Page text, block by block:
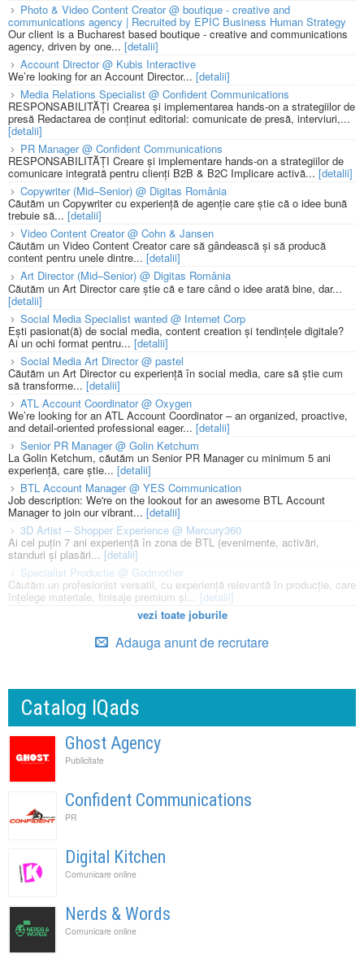
Photo & Video Content Creator @ boutique - creative and
communications agency | Recruited by EPIC Business Human Strategy
Our client is a Bucharest based boutique - creative and communications
agency, driven by one... [detalii]
Account Director @ Kubis Interactive
We’re looking for an Account Director... [detalii]
Media Relations Specialist @ Confident Communications
RESPONSABILITĂȚI Crearea și implementarea hands-on a strategiilor de
presă Redactarea de conținut editorial: comunicate de presă, interviuri,...
[detalii]
PR Manager @ Confident Communications
RESPONSABILITĂȚI Creare și implementare hands-on a strategiilor de
comunicare integrată pentru clienți B2B & B2C Implicare activă... [detalii]
Copywriter (Mid–Senior) @ Digitas România
Căutăm un Copywriter cu experiență de agenție care știe că o idee bună
trebuie să... [detalii]
Video Content Creator @ Cohn & Jansen
Căutăm un Video Content Creator care să gândească și să producă
content pentru unele dintre... [detalii]
Art Director (Mid–Senior) @ Digitas România
Căutăm un Art Director care știe că e tare când o idee arată bine, dar...
[detalii]
Social Media Specialist wanted @ Internet Corp
Ești pasionat(ă) de social media, content creation și tendințele digitale?
Ai un ochi format pentru... [detalii]
Social Media Art Director @ pastel
Căutăm un Art Director cu experiență în social media, care să știe cum
să transforme... [detalii]
ATL Account Coordinator @ Oxygen
We’re looking for an ATL Account Coordinator – an organized, proactive,
and detail-oriented professional eager... [detalii]
Senior PR Manager @ Golin Ketchum
La Golin Ketchum, căutăm un Senior PR Manager cu minimum 5 ani
experiență, care știe... [detalii]
BTL Account Manager @ YES Communication
Job description: We're on the lookout for an awesome BTL Account
Manager to join our vibrant... [detalii]
3D Artist – Shopper Experience @ Mercury360
Ai cel puțin 7 ani experiență în zona de BTL (evenimente, activări,
standuri și plasări...[detalii]
Specialist Productie @ Godmother
Căutăm un profesionist versatil, cu experiență relevantă în producție, care
înțelege materiale, finisaje premium și... [detalii]
vezi toate joburile
Adauga anunt de recrutare
Catalog IQads
Ghost Agency
Publicitate
Confident Communications
PR
Digital Kitchen
Comunicare online
Nerds & Words
Comunicare online